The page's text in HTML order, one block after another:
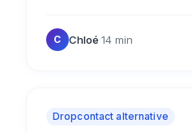
pipeline doit se…
C Chloé·14 min
Dropcontact alternative